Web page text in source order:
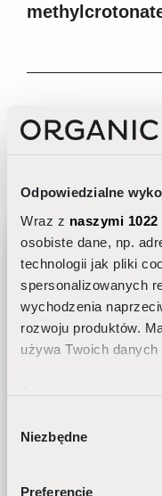
Odpowiedzialne
Wraz z naszymi
osobiste dane, np.
technologii jak pliki
spersonalizowanych
wychodzenia
rozwoju produktów.
używa Twoich
Jeśli wyrazisz na to
geograficznej z
analizując
zgody
Niezbędne
Preferencje
INCI: Aqua,
Hammamelis
crispus extract,
Ethylhexylglycerin,
Citronellyl
acrylate / Sodium
copolymer, Coco
Jak dobrać